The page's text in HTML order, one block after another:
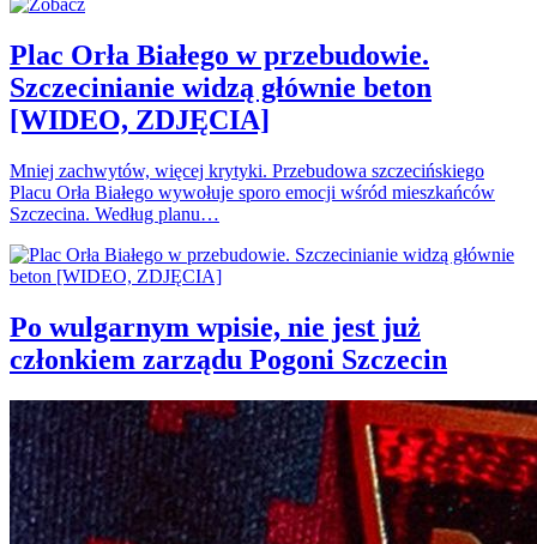
Plac Orła Białego w przebudowie.
Szczecinianie widzą głównie beton
[WIDEO, ZDJĘCIA]
Mniej zachwytów, więcej krytyki. Przebudowa szczecińskiego
Placu Orła Białego wywołuje sporo emocji wśród mieszkańców
Szczecina. Według planu…
Po wulgarnym wpisie, nie jest już
członkiem zarządu Pogoni Szczecin